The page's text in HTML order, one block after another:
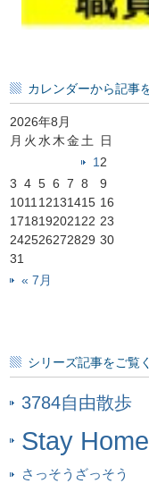
カレンダーから記事
2026年8月
月 火 水 木 金 土
日
1 2
3 4 5 6 7 8
9
1011 12131415 16
1718192021 22 23
242526272829 30
31
« 7月
シリーズ記事をご覧
3784自由散歩
Stay Home
さっそうざっそう